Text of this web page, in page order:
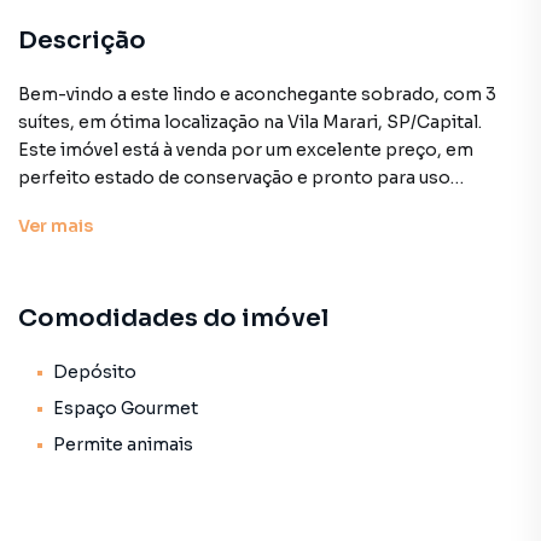
Descrição
Bem-vindo a este lindo e aconchegante sobrado, com 3
suítes, em ótima localização na Vila Marari, SP/Capital.
Este imóvel está à venda por um excelente preço, em
perfeito estado de conservação e pronto para uso
generosamente distribuído em 11 ambientes,
Logo no hall de entrada, são 2 salas grandes com pisos de
armários planejados, lavanderia super espaçosa com
banheiro e repleta de armários, integrada à área gourmet
Ver mais
Comodidades do imóvel
Depósito
Espaço Gourmet
Permite animais